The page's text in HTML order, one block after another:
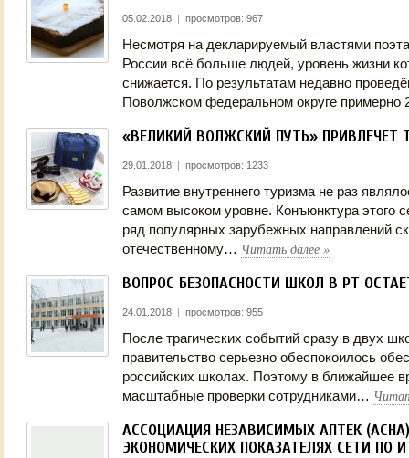
05.02.2018 | просмотров: 967
Несмотря на декларируемый властями
России всё больше людей, уровень жизни
снижается. По результатам недавно
Поволжском федеральном округе
«ВЕЛИКИЙ ВОЛЖСКИЙ ПУТЬ» ПРИВЛЕЧЕТ
29.01.2018 | просмотров: 1233
Развитие внутреннего туризма не раз
самом высоком уровне. Конъюнктура этого
ряд популярных зарубежных направлений
отечественному… Читать далее »
ВОПРОС БЕЗОПАСНОСТИ ШКОЛ В РТ
24.01.2018 | просмотров: 955
После трагических событий сразу в двух
правительство серьезно обеспокоилось
российских школах. Поэтому в ближайшее
масштабные проверки сотрудниками…
АССОЦИАЦИЯ НЕЗАВИСИМЫХ АПТЕК
ЭКОНОМИЧЕСКИХ ПОКАЗАТЕЛЯХ СЕТИ ПО